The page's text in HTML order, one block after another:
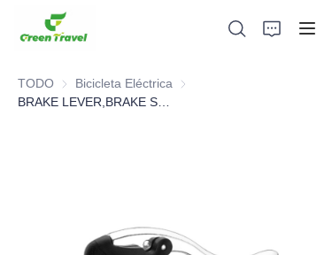
TODO Bicicleta Eléctrica Bicicleta Eléctrica
Sobre nosotros